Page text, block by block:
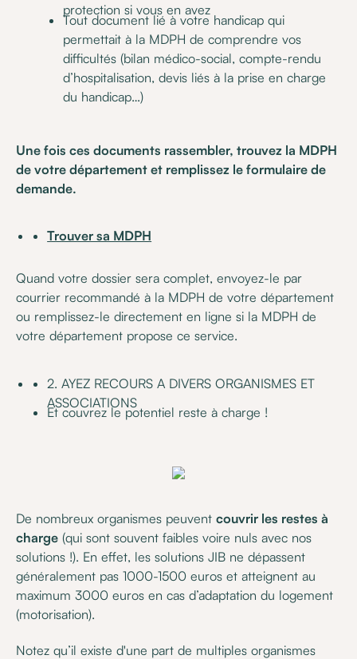
protection si vous en avez
Tout document lié à votre handicap qui
permettait à la MDPH de comprendre vos
difficultés (bilan médico-social, compte-rendu
d’hospitalisation, devis liés à la prise en charge
du handicap…)
Une fois ces documents rassembler, trouvez la MDPH
de votre département et remplissez le formulaire de
demande.
Trouver sa MDPH
Quand votre dossier sera complet, envoyez-le par
courrier recommandé à la MDPH de votre département
ou remplissez-le directement en ligne si la MDPH de
votre département propose ce service.
2. AYEZ RECOURS A DIVERS ORGANISMES ET
ASSOCIATIONS
Et couvrez le potentiel reste à charge !
De nombreux organismes peuventcouvrir les restes à
charge (qui sont souvent faibles voire nuls avec nos
solutions !). En effet, les solutions JIB ne dépassent
généralement pas 1000-1500 euros et atteignent au
maximum 3000 euros en cas d’adaptation du logement
(motorisation).
Notez qu’il existe d'une part de multiples organismes